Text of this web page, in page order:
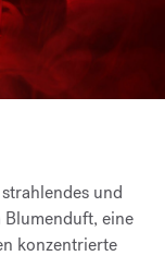
und
eine
konzentrierte